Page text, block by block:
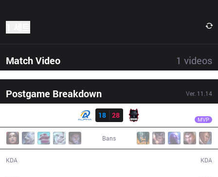
Match Video 1 videos
Postgame Breakdown Ver. 11.14
18
28 MVP
Bans
KDA KDA